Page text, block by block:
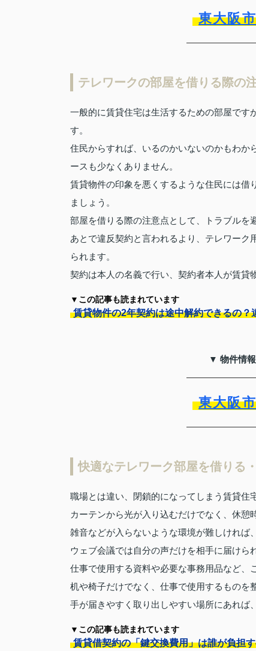
東大阪
テレワークの部屋を借りる際の
一般的に賃貸住宅は生活するための部屋です
す。
住民からすれば、いるのかいないのかもわか
ースも少なくありません。
賃貸物件の印象を悪くするような住民には借
ましょう。
部屋を借りる際の注意点として、トラブルを
あとで違反契約と言われるより、テレワー
られます。
契約は本人の名義で行い、契約者本人が賃貸
▼この記事も読まれています
賃貸物件の2年契約は途中解約できるの？
▼ 物件情
東大阪
快適なテレワーク部屋を借りる
職場とは違い、閉鎖的になってしまう賃貸住
カーテンから光が入り込むだけでなく、休憩
雑音などが入らないような環境が難しければ
ウェブ会議では自分の声だけを相手に届けら
仕事で使用する資料や必要な事務用品など、
机や椅子だけでなく、仕事で使用するものを
手が届きやすく取り出しやすい場所にあれば
▼この記事も読まれています
賃貸借契約の「鍵交換費用」は誰が負担